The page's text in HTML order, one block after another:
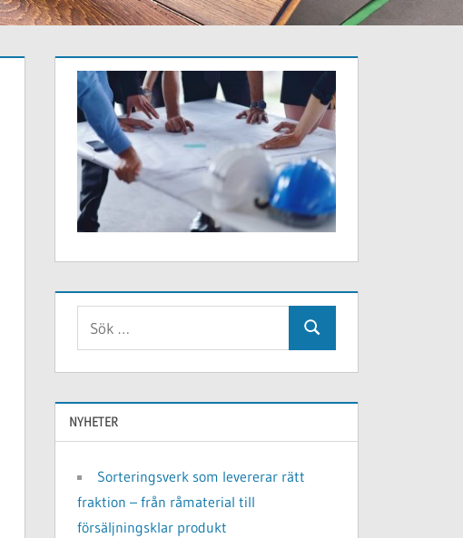
Sök
NYHETER
Sorteringsverk som levererar rätt
fraktion – från råmaterial till
försäljningsklar produkt